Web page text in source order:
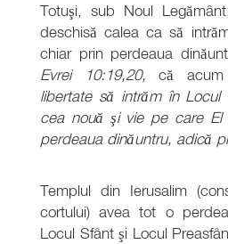
Totuşi, sub Noul
deschisă calea ca să
chiar prin perdeaua
Evrei 10:19,20,că
libertate să intrăm în Locul
cea nouă şi vie pe care El
perdeaua dinăuntru, adică
Templul din Ierusalim
cortului) avea tot o
Locul Sfânt şi Locul